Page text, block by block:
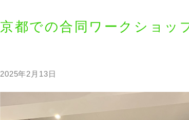
京都での合同ワークショッ
2025年2月13日